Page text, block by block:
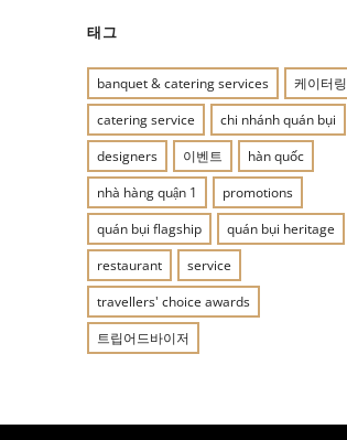
태그
banquet & catering services
케이터링
catering service
chi nhánh quán bụi
designers
이벤트
hàn quốc
nhà hàng quận 1
promotions
quán bụi flagship
quán bụi heritage
restaurant
service
travellers' choice awards
트립어드바이저